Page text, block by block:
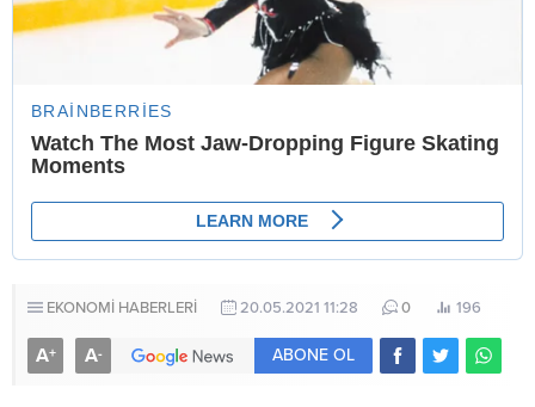
EKONOMİ HABERLERİ 20.05.2021 11:28 0 196
A+ A- ABONE OL